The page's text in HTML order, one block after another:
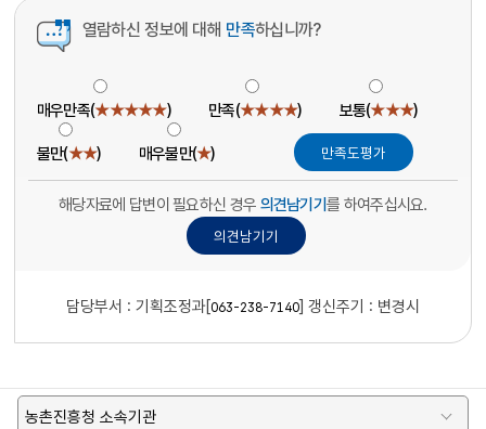
열람하신 정보에 대해 만족하십니까?
매우만족(★★★★★) 만족(★★★★) 보통(★★★)
불만(★★) 매우불만(★)
해당자료에 답변이 필요하신 경우 의견남기기를 하여주십시요.
담당부서 : 기획조정과[063-238-7140] 갱신주기 : 변경시
농촌진흥청 소속기관